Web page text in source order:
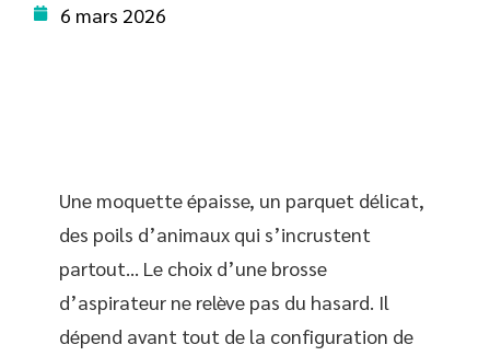
6 mars 2026
Une moquette épaisse, un parquet délicat,
des poils d’animaux qui s’incrustent
partout… Le choix d’une brosse
d’aspirateur ne relève pas du hasard. Il
dépend avant tout de la configuration de